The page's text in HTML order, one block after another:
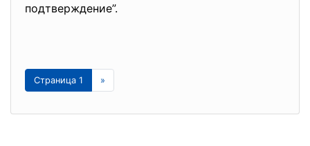
подтверждение”.
Страница 1 »